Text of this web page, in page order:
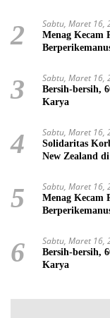
2 Sabtu, Maret 16,
Menag Kecam
3 Sabtu, Maret 16,
Bersih-bersih,
Karya
4 Sabtu, Maret 16,
Solidaritas
New Zealand
5 Sabtu, Maret 16,
Menag Kecam
6 Sabtu, Maret 16,
Bersih-bersih,
Karya